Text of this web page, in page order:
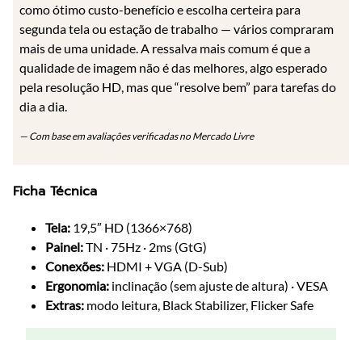
como ótimo custo-benefício e escolha certeira para
segunda tela ou estação de trabalho — vários compraram
mais de uma unidade. A ressalva mais comum é que a
qualidade de imagem não é das melhores, algo esperado
pela resolução HD, mas que “resolve bem” para tarefas do
dia a dia.
— Com base em avaliações verificadas no Mercado Livre
Ficha Técnica
Tela: 19,5″ HD (1366×768)
Painel:TN · 75Hz · 2ms (GtG)
Conexões: HDMI + VGA (D-Sub)
Ergonomia: inclinação (sem ajuste de altura) · VESA
Extras: modo leitura, Black Stabilizer, Flicker Safe